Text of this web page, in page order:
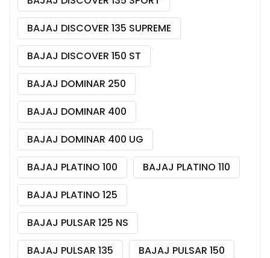
BAJAJ DISCOVER 135 SUPREME
BAJAJ DISCOVER 150 ST
BAJAJ DOMINAR 250
BAJAJ DOMINAR 400
BAJAJ DOMINAR 400 UG
BAJAJ PLATINO 100
BAJAJ PLATINO 110
BAJAJ PLATINO 125
BAJAJ PULSAR 125 NS
BAJAJ PULSAR 135
BAJAJ PULSAR 150